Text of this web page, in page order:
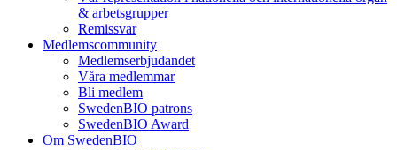
& arbetsgrupper
Remissvar
Medlemscommunity
Medlemserbjudandet
Våra medlemmar
Bli medlem
SwedenBIO patrons
SwedenBIO Award
Om SwedenBIO